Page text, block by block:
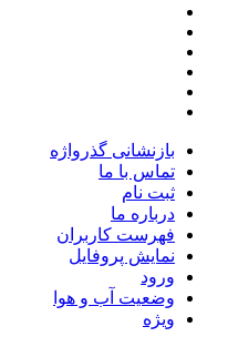
بازنشانی گذرواژه
تماس با ما
ثبت نام
درباره ما
فهرست کاربران
نمایش پروفایل
ورود
وضعیت آب و هوا
ویژه